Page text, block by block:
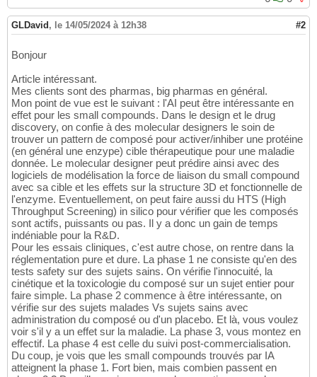
GLDavid , le 14/05/2024 à 12h38 #2
Bonjour
Article intéressant.
Mes clients sont des pharmas, big pharmas en général.
Mon point de vue est le suivant : l'AI peut être intéressante en
effet pour les small compounds. Dans le design et le drug
discovery, on confie à des molecular designers le soin de
trouver un pattern de composé pour activer/inhiber une protéine
(en général une enzype) cible thérapeutique pour une maladie
donnée. Le molecular designer peut prédire ainsi avec des
logiciels de modélisation la force de liaison du small compound
avec sa cible et les effets sur la structure 3D et fonctionnelle de
l'enzyme. Eventuellement, on peut faire aussi du HTS (High
Throughput Screening) in silico pour vérifier que les composés
sont actifs, puissants ou pas. Il y a donc un gain de temps
indéniable pour la R&D.
Pour les essais cliniques, c'est autre chose, on rentre dans la
réglementation pure et dure. La phase 1 ne consiste qu'en des
tests safety sur des sujets sains. On vérifie l'innocuité, la
cinétique et la toxicologie du composé sur un sujet entier pour
faire simple. La phase 2 commence à être intéressante, on
vérifie sur des sujets malades Vs sujets sains avec
administration du composé ou d'un placebo. Et là, vous voulez
voir s'il y a un effet sur la maladie. La phase 3, vous montez en
effectif. La phase 4 est celle du suivi post-commercialisation.
Du coup, je vois que les small compounds trouvés par IA
atteignent la phase 1. Fort bien, mais combien passent en